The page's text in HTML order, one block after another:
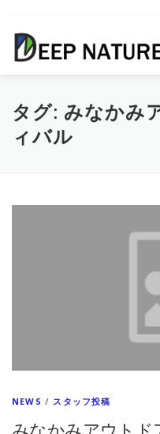
アクティビティ 料金
タグ: みなかみ
ィバル
NEWS / スタッフ投稿
みなかみアウト